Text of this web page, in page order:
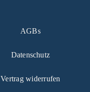
AGBs
Datenschutz
Vertrag widerrufen